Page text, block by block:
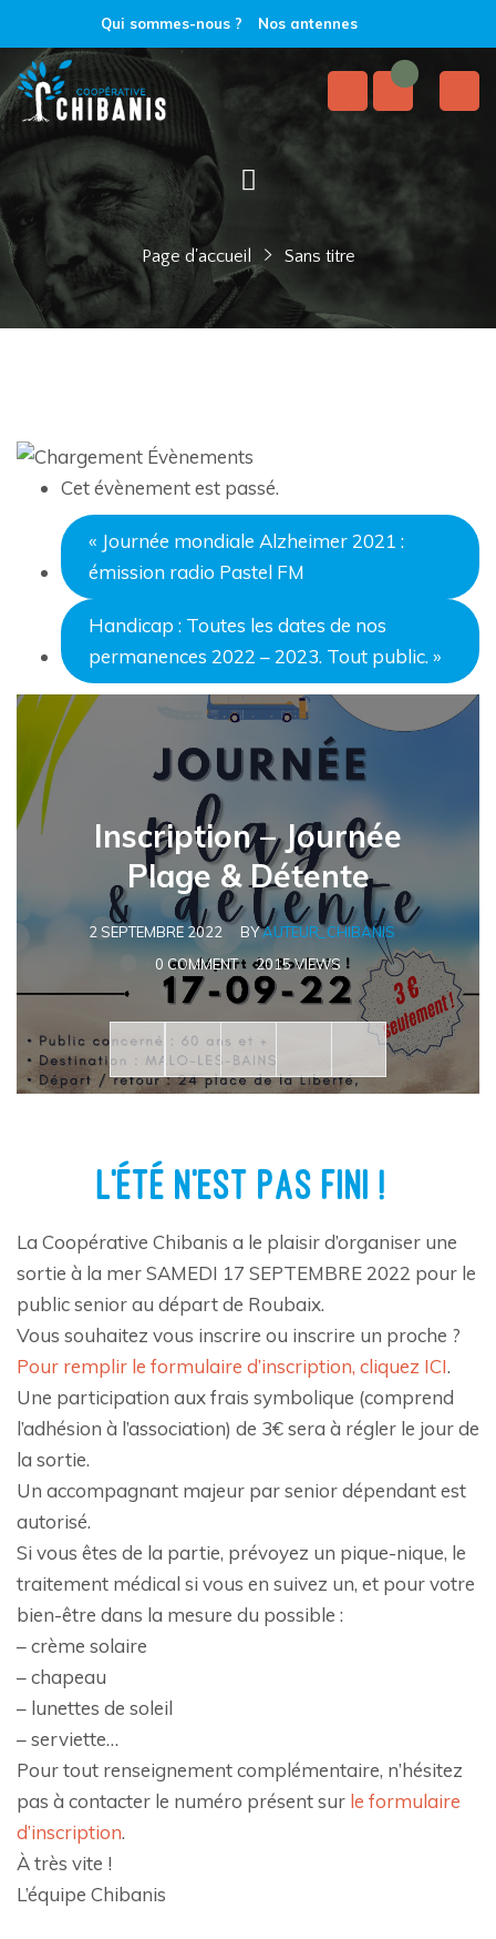
Qui sommes-nous ? Nos antennes
Page d'accueil Sans titre
Cet évènement est passé.
« Journée mondiale Alzheimer 2021 :
émission radio Pastel FM
Handicap : Toutes les dates de nos
permanences 2022 – 2023. Tout public. »
Inscription – Journée
Plage & Détente
2 SEPTEMBRE 2022 BYAUTEUR_CHIBANIS
0 COMMENT
2015 VIEWS
L’ÉTÉ N’EST PAS FINI !
La Coopérative Chibanis a le plaisir d’organiser une
sortie à la mer SAMEDI 17 SEPTEMBRE 2022 pour le
public senior au départ de Roubaix.
Vous souhaitez vous inscrire ou inscrire un proche ?
Pour remplir le formulaire d’inscription, cliquez ICI.
Une participation aux frais symbolique (comprend
l’adhésion à l’association) de 3€ sera à régler le jour de
la sortie.
Un accompagnant majeur par senior dépendant est
autorisé.
Si vous êtes de la partie, prévoyez un pique-nique, le
traitement médical si vous en suivez un, et pour votre
bien-être dans la mesure du possible :
– crème solaire
– chapeau
– lunettes de soleil
– serviette…
Pour tout renseignement complémentaire, n’hésitez
pas à contacter le numéro présent sur le formulaire
d’inscription.
À très vite !
L’équipe Chibanis